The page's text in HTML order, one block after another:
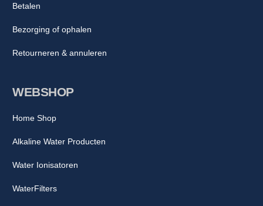
WEBSHOP
Home Shop
Alkaline Water Producten
Water Ionisatoren
WaterFilters
Betalen
Bezorging of ophalen
Retourneren & annuleren